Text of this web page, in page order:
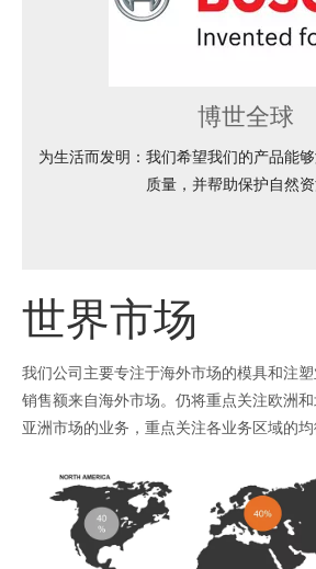
博世全球
为生活而发明：我们希望我们的产品能
质量，并帮助保护自然资
世界市场
我们公司主要专注于海外市场的模具和注
销售额来自海外市场。仍将重点关注欧洲
亚洲市场的业务，重点关注各业务区域的均